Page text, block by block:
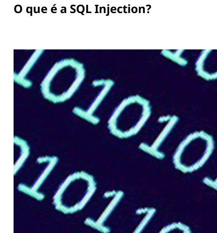
O que é a SQL Injection?